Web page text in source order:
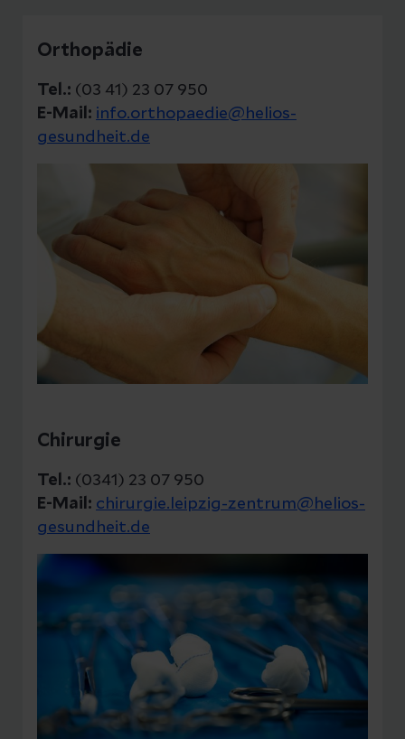
Orthopädie
Tel.: (03 41) 23 07 950
E-Mail: info.orthopaedie@helios-
gesundheit.de
Chirurgie
Tel.: (0341) 23 07 950
E-Mail: chirurgie.leipzig-zentrum@helios-
gesundheit.de